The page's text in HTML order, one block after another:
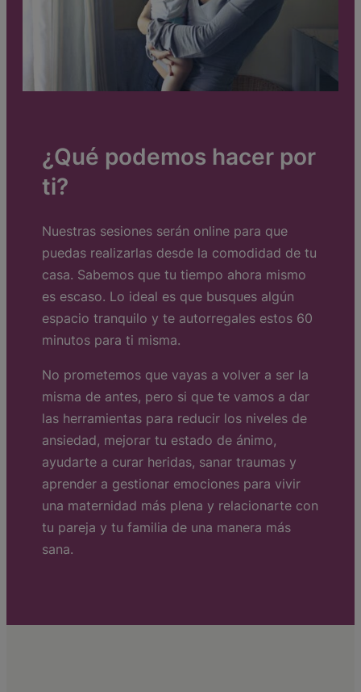
¿Qué podemos hacer por
ti?
Nuestras sesiones serán online para que
puedas realizarlas desde la comodidad de tu
casa. Sabemos que tu tiempo ahora mismo
es escaso. Lo ideal es que busques algún
espacio tranquilo y te autorregales estos 60
minutos para ti misma.
No prometemos que vayas a volver a ser la
misma de antes, pero si que te vamos a dar
las herramientas para reducir los niveles de
ansiedad, mejorar tu estado de ánimo,
ayudarte a curar heridas, sanar traumas y
aprender a gestionar emociones para vivir
una maternidad más plena y relacionarte con
tu pareja y tu familia de una manera más
sana.